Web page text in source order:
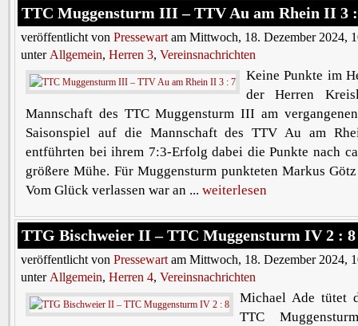
TTC Muggensturm III – TTV Au am Rhein II 3
veröffentlicht von Pressewart am Mittwoch, 18. Dezember 2024,
unter Allgemein, Herren 3, Vereinsnachrichten
Keine Punkte im
der Herren
Mannschaft des TTC Muggensturm III am
Saisonspiel auf die Mannschaft des TTV Au am
entführten bei ihrem 7:3-Erfolg dabei die Punkte nach
größere Mühe. Für Muggensturm punkteten Markus
Vom Glück verlassen war an ... weiterlesen
TTG Bischweier II – TTC Muggensturm IV 2 : 8
veröffentlicht von Pressewart am Mittwoch, 18. Dezember 2024,
unter Allgemein, Herren 4, Vereinsnachrichten
Michael Ade tütet
TTC